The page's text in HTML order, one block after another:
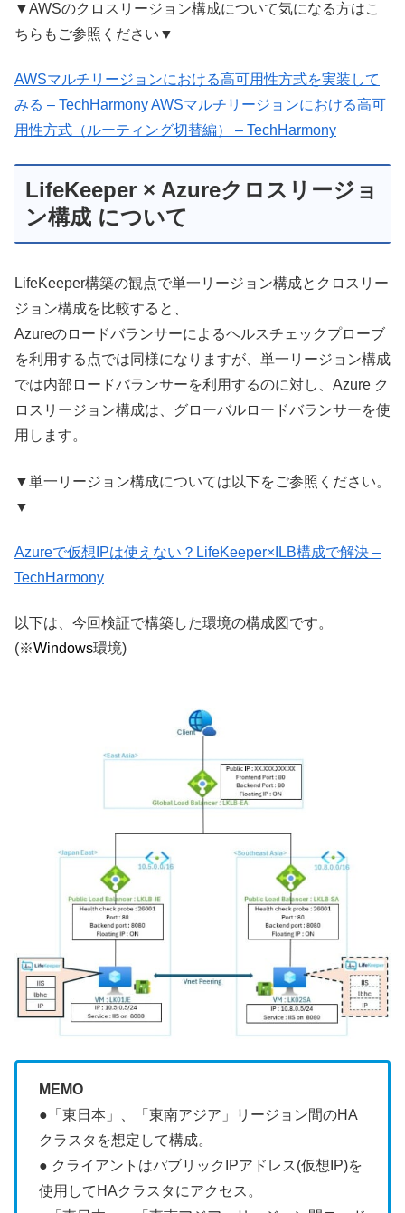
▼AWSのクロスリージョン構成について気になる方はこ
ちらもご参照ください▼
AWSマルチリージョンにおける高可用性方式を実装して
みる – TechHarmonyAWSマルチリージョンにおける高可
用性方式（ルーティング切替編） – TechHarmony
LifeKeeper × Azureクロスリージョ
ン構成 について
LifeKeeper構築の観点で単一リージョン構成とクロスリー
ジョン構成を比較すると、
Azureのロードバランサーによるヘルスチェックプローブ
を利用する点では同様になりますが、単一リージョン構成
では内部ロードバランサーを利用するのに対し、Azure ク
ロスリージョン構成は、グローバルロードバランサーを使
用します。
▼単一リージョン構成については以下をご参照ください。
▼
Azureで仮想IPは使えない？LifeKeeper×ILB構成で解決 –
TechHarmony
以下は、今回検証で構築した環境の構成図です。
(※Windows環境)
MEMO
●「東日本」、「東南アジア」リージョン間のHA
クラスタを想定して構成。
● クライアントはパブリックIPアドレス(仮想IP)を
使用してHAクラスタにアクセス。